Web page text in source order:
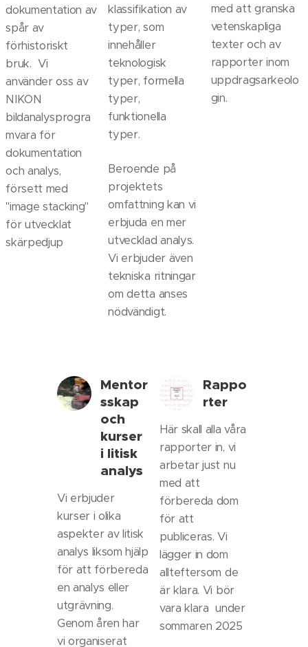
dokumentation av
spår av
förhistoriskt
bruk. Vi
använder oss av
NIKON
bildanalysprogra
mvara för
dokumentation
och analys,
försett med
"image stacking"
för utvecklat
skärpedjup
klassifikation av
typer, som
innehåller
teknologisk
typer, formella
typer,
funktionella
typer.
Beroende på
projektets
omfattning kan vi
erbjuda en mer
utvecklad analys.
Vi erbjuder även
tekniska ritningar
om detta anses
nödvändigt.
med att granska
vetenskapliga
texter och av
rapporter inom
uppdragsarkeolo
gin.
Mentor
sskap
och
kurser
i litisk
analys
Vi erbjuder
kurser i olika
aspekter av litisk
analys liksom hjälp
för att förbereda
en analys eller
utgrävning.
Genom åren har
vi organiserat
Rappo
rter
Här skall alla våra
rapporter in, vi
arbetar just nu
med att
förbereda dom
för att
publiceras. Vi
lägger in dom
allteftersom de
är klara. Vi bör
vara klara under
sommaren 2025